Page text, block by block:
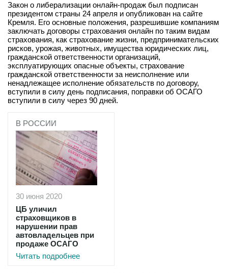
Закон о либерализации онлайн-продаж был подписан
президентом страны 24 апреля и опубликован на сайте
Кремля. Его основные положения, разрешившие компаниям
заключать договоры страхования онлайн по таким видам
страхования, как страхование жизни, предпринимательских
рисков, урожая, животных, имущества юридических лиц,
гражданской ответственности организаций,
эксплуатирующих опасные объекты, страхование
гражданской ответственности за неисполнение или
ненадлежащее исполнение обязательств по договору,
вступили в силу день подписания, поправки об ОСАГО
вступили в силу через 90 дней.
В РОССИИ
30 июня 2020
ЦБ уличил
страховщиков в
нарушении прав
автовладельцев при
продаже ОСАГО
Читать подробнее